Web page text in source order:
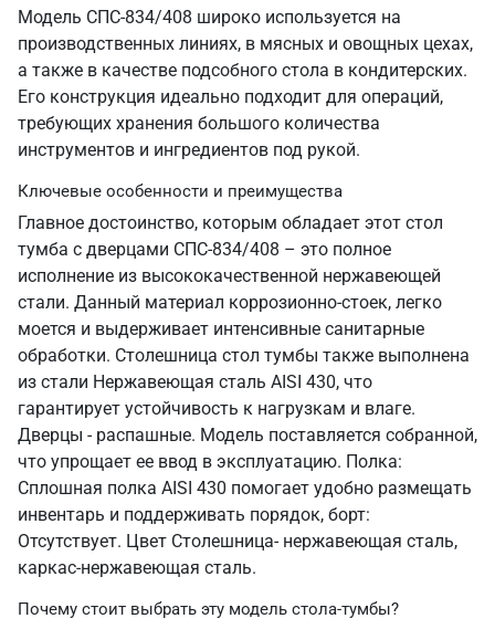
Модель СПС-834/408 широко используется на
производственных линиях, в мясных и овощных цехах,
а также в качестве подсобного стола в кондитерских.
Его конструкция идеально подходит для операций,
требующих хранения большого количества
инструментов и ингредиентов под рукой.
Ключевые особенности и преимущества
Главное достоинство, которым обладает этот стол
тумба с дверцами СПС-834/408 – это полное
исполнение из высококачественной нержавеющей
стали. Данный материал коррозионно-стоек, легко
моется и выдерживает интенсивные санитарные
обработки. Столешница стол тумбы также выполнена
из стали Нержавеющая сталь AISI 430, что
гарантирует устойчивость к нагрузкам и влаге.
Дверцы - распашные. Модель поставляется собранной,
что упрощает ее ввод в эксплуатацию. Полка:
Сплошная полка AISI 430 помогает удобно размещать
инвентарь и поддерживать порядок, борт:
Отсутствует. Цвет Столешница- нержавеющая сталь,
каркас-нержавеющая сталь.
Почему стоит выбрать эту модель стола-тумбы?